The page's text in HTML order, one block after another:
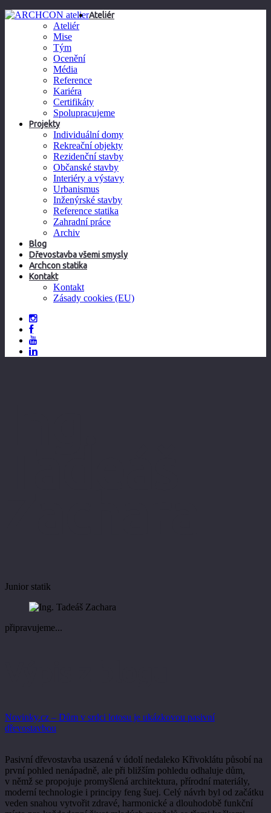
Ateliér
Ateliér
Mise
Tým
Ocenění
Média
Reference
Kariéra
Certifikáty
Spolupracujeme
Projekty
Individuální domy
Rekreační objekty
Rezidenční stavby
Občanské stavby
Interiéry a výstavy
Urbanismus
Inženýrské stavby
Reference statika
Zahradní práce
Archiv
Blog
Dřevostavba všemi smysly
Archcon statika
Kontakt
Kontakt
Zásady cookies (EU)
Junior statik
připravujeme...
Novinky.cz – Dům v srdci lotosu je ukázkovou pasivní
dřevostavbou
Pasivní dřevostavba usazená v údolí nedaleko Křivoklátu působí na
první pohled nenápadně, ale při bližším pohledu odhaluje dům,
v němž se propojuje promyšlená architektura, přírodní materiály,
moderní technologie i principy feng šuej. Celý návrh byl od začátku
veden snahou vytvořit zdravé, harmonické a dlouhodobě funkční